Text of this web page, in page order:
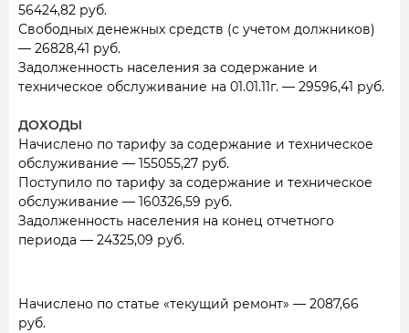
56424,82 руб.
Свободных денежных средств (с учетом должников)
— 26828,41 руб.
Задолженность населения за содержание и
техническое обслуживание на 01.01.11г. — 29596,41 руб.
ДОХОДЫ
Начислено по тарифу за содержание и техническое
обслуживание — 155055,27 руб.
Поступило по тарифу за содержание и техническое
обслуживание — 160326,59 руб.
Задолженность населения на конец отчетного
периода — 24325,09 руб.
Начислено по статье «текущий ремонт» — 2087,66
руб.